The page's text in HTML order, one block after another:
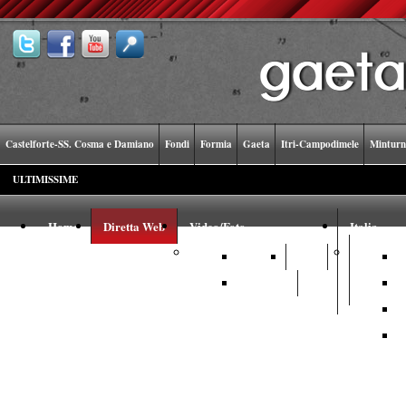
Castelforte-SS. Cosma e Damiano Fondi Formia Gaeta Itri-Campodimele
ULTIMISSIME
Home Diretta Web
Video/Foto
Video
Italia